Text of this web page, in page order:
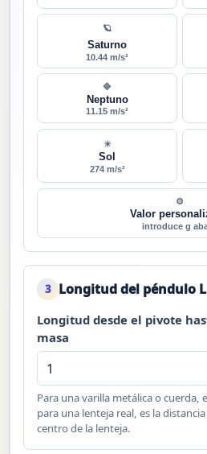
🪐
Saturno
10.44 m/s²
🔷
Neptuno
11.15 m/s²
☀
Sol
274 m/s²
⚙
Valor
introduce g
3 Longitud del péndulo L
Longitud desde el pivote
masa
Para una varilla metálica o cuerda,
para una lenteja real, es la
centro de la lenteja.